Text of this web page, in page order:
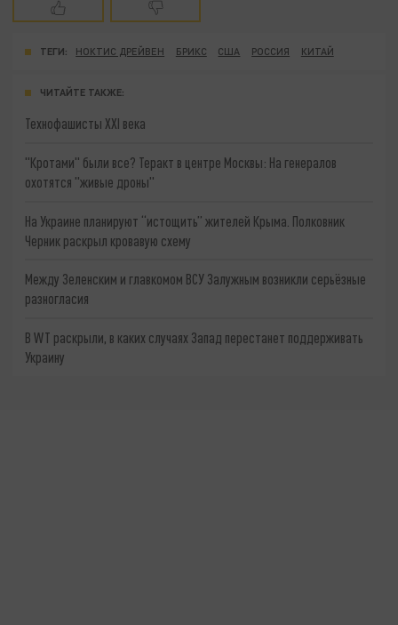
ТЕГИ: НОКТИС ДРЕЙВЕН БРИКС США РОССИЯ КИТАЙ
ЧИТАЙТЕ ТАКЖЕ:
Технофашисты XXI века
"Кротами" были все? Теракт в центре Москвы: На генералов
охотятся "живые дроны"
На Украине планируют “истощить” жителей Крыма. Полковник
Черник раскрыл кровавую схему
Между Зеленским и главкомом ВСУ Залужным возникли серьёзные
разногласия
В WT раскрыли, в каких случаях Запад перестанет поддерживать
Украину